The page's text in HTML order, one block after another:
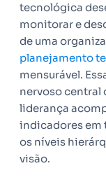
tecnológica
monitorar e
de uma
planejamento
mensurável.
nervoso central
liderança
indicadores em
os níveis
visão.